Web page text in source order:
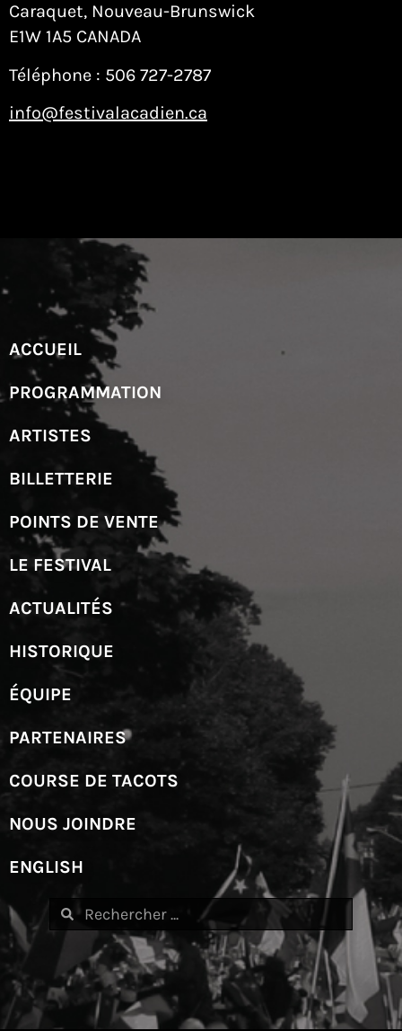
Caraquet, Nouveau-Brunswick
E1W 1A5 CANADA
Téléphone : 506 727-2787
info@festivalacadien.ca
ACCUEIL
PROGRAMMATION
ARTISTES
BILLETTERIE
POINTS DE VENTE
LE FESTIVAL
ACTUALITÉS
HISTORIQUE
ÉQUIPE
PARTENAIRES
NOUS JOINDRE
ENGLISH
COURSE DE TACOTS